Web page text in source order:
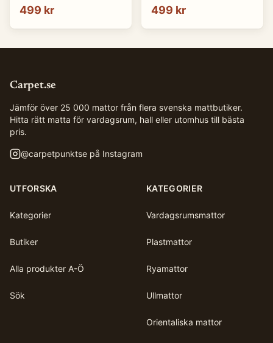
499 kr 499 kr
Carpet.se
Jämför över 25 000 mattor från flera svenska mattbutiker.
Hitta rätt matta för vardagsrum, hall eller utomhus till bästa
pris.
@carpetpunktse på Instagram
UTFORSKA
Kategorier
Butiker
Alla produkter A-Ö
Sök
KATEGORIER
Vardagsrumsmattor
Plastmattor
Ryamattor
Ullmattor
Orientaliska mattor